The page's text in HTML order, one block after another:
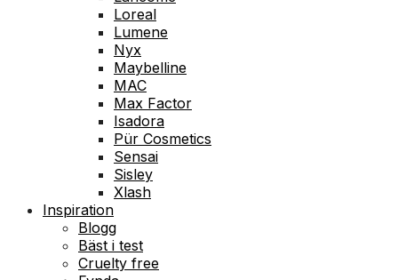
Loreal
Lumene
Nyx
Maybelline
MAC
Max Factor
Isadora
Pür Cosmetics
Sensai
Sisley
Xlash
Inspiration
Blogg
Bäst i test
Cruelty free